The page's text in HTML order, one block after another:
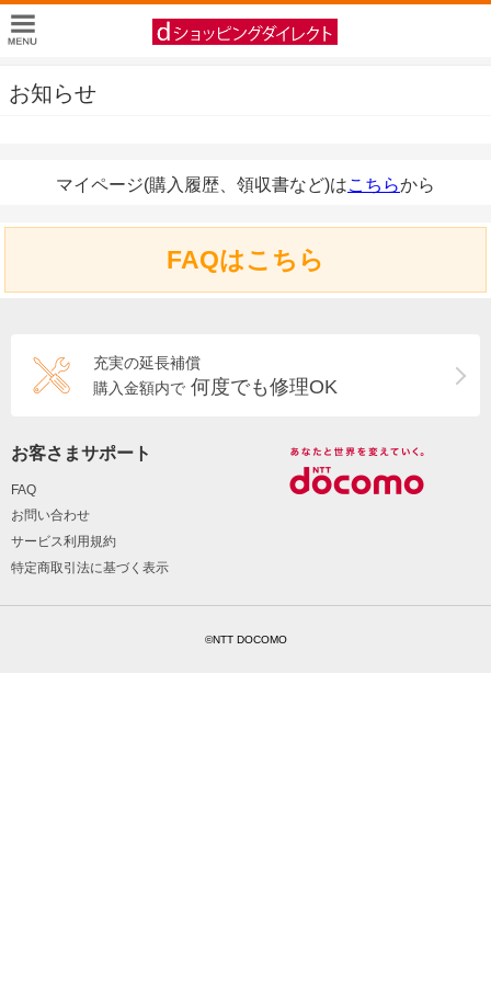
お知らせ
マイページ(購入履歴、領収書など)はこちらから
FAQはこちら
充実の延長補償
購入金額内で 何度でも修理OK
お客さまサポート
FAQ
お問い合わせ
サービス利用規約
特定商取引法に基づく表示
©NTT DOCOMO